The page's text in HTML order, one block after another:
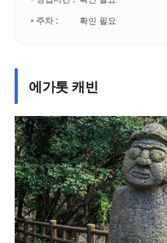
• 주차 :
확인 필요
에가톳 캐빈